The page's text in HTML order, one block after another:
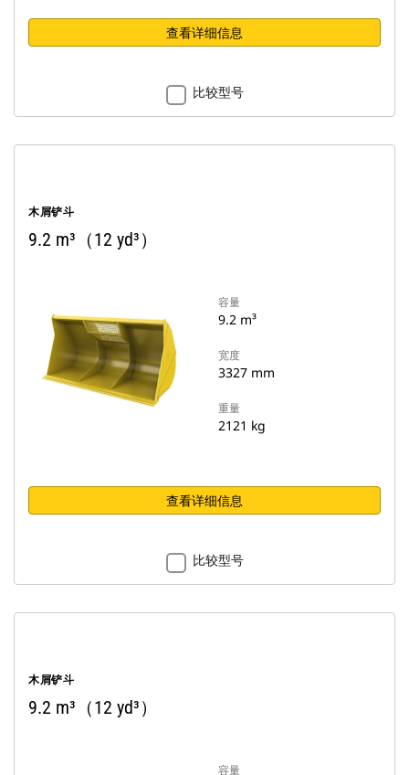
查看详细信息
比较型号
木屑铲斗
9.2 m³（12 yd³）
容量
9.2 m³
宽度
3327 mm
重量
2121 kg
查看详细信息
比较型号
木屑铲斗
9.2 m³（12 yd³）
容量